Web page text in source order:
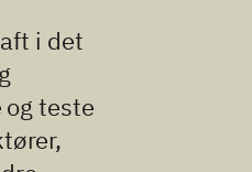
i det
teste